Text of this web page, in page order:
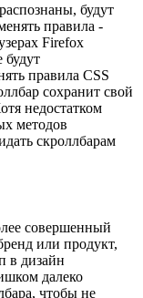
будут
правила -
Firefox
будут
правила CSS
сохранит свой
недостатком
методов
скроллбарам
совершенный
или продукт,
в дизайн
далеко
чтобы не